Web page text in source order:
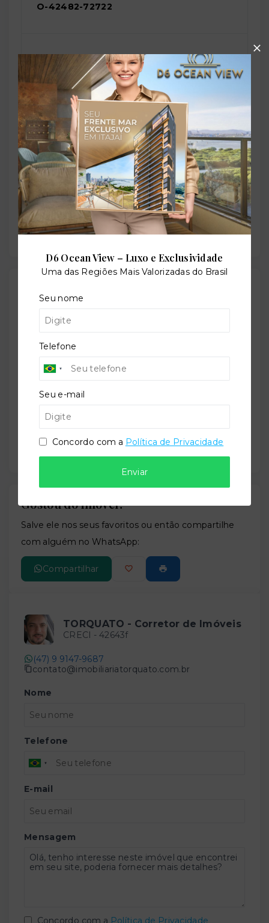
O-42482-72722
Perfil:
Residencial
Situação:
Em construção
Previsão de entrega:
30/08/2026
Rua Santo Inácio, 164 - Moinhos de Vento - Porto
Alegre/RS- 90570-150
+
Gostou do imóvel?
Salve ele nos seus favoritos ou então compartilhe
com alguém no WhatsApp:
Compartilhar
TORQUATO - Corretor de Imóveis
CRECI - 42643f
(47) 9 9147-9687
contato@imobiliariatorquato.com.br
Nome
Telefone
E-mail
Mensagem
Concordo com a Política de Privacidade
D6 Ocean View – Luxo e Exclusividade
Uma das Regiões Mais Valorizadas do Brasil
Seu nome
Telefone
Seu e-mail
Concordo com a Política de Privacidade
Enviar